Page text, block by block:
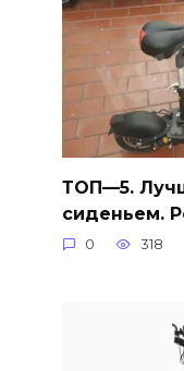
ТОП—5.
сиденьем.
0 318